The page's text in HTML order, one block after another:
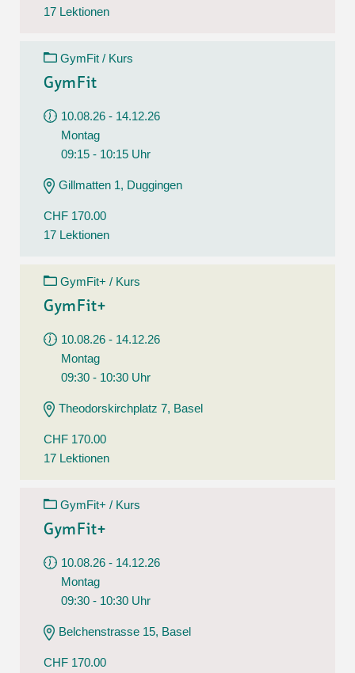
17 Lektionen
GymFit / Kurs
GymFit
10.08.26 - 14.12.26
Montag
09:15 - 10:15 Uhr
Gillmatten 1, Duggingen
CHF 170.00
17 Lektionen
GymFit+ / Kurs
GymFit+
10.08.26 - 14.12.26
Montag
09:30 - 10:30 Uhr
Theodorskirchplatz 7, Basel
CHF 170.00
17 Lektionen
GymFit+ / Kurs
GymFit+
10.08.26 - 14.12.26
Montag
09:30 - 10:30 Uhr
Belchenstrasse 15, Basel
CHF 170.00